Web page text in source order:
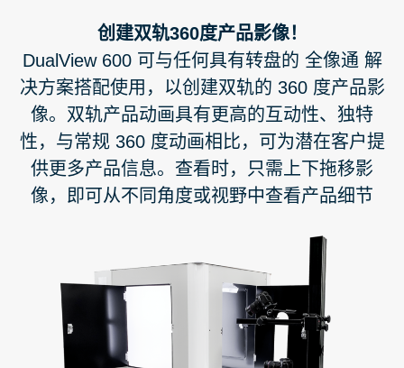
创建双轨360度产品影像！
DualView 600 可与任何具有转盘的 全像通 解
决方案搭配使用，以创建双轨的 360 度产品影
像。双轨产品动画具有更高的互动性、独特
性，与常规 360 度动画相比，可为潜在客户提
供更多产品信息。查看时，只需上下拖移影
像，即可从不同角度或视野中查看产品细节